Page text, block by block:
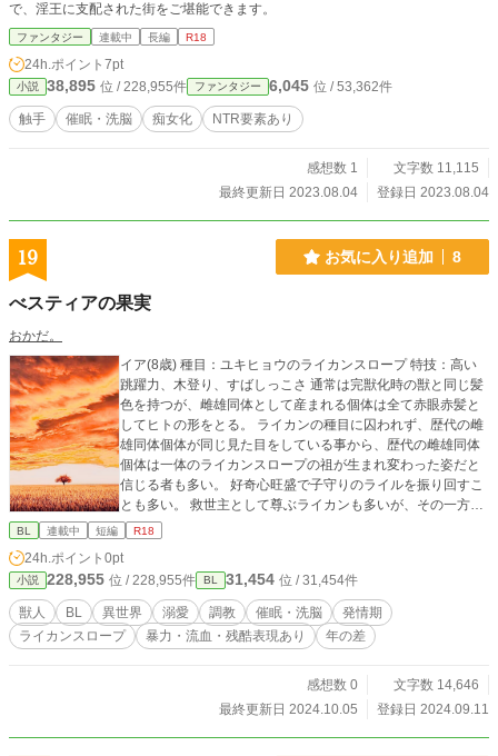
で、淫王に支配された街をご堪能できます。
ファンタジー 連載中 長編 R18
24h.ポイント 7pt
小説 38,895 位 / 228,955件 ファンタジー 6,045 位 / 53,362件
触手 催眠・洗脳 痴女化 NTR要素あり
感想数 1
文字数 11,115
最終更新日 2023.08.04
登録日 2023.08.04
19 お気に入り追加 8
べスティアの果実
おかだ。
イア(8歳) 種目：ユキヒョウのライカンスロープ 特技：高い
跳躍力、木登り、すばしっこさ 通常は完獣化時の獣と同じ髪
色を持つが、雌雄同体として産まれる個体は全て赤眼赤髪と
してヒトの形をとる。 ライカンの種目に囚われず、歴代の雌
雄同体個体が同じ見た目をしている事から、歴代の雌雄同体
個体は一体のライカンスロープの祖が生まれ変わった姿だと
信じる者も多い。 好奇心旺盛で子守りのライルを振り回すこ
とも多い。 救世主として尊ぶライカンも多いが、その一方で
イアを手篭めにして無理やり番い、次期村長の座を狙おうと
が、初めは本人は気付いていなかったが、歳を重ねて番につ
いて意識しだした頃から少しずつ気付く。 ライル(16歳) 種
目：アラスカオオカミのライカンスロープ 特技：持久力、対
象を探し出す探索力、リーダーシップ 完獣化すると茶色と灰
色の交じった毛並みの金目の大きなオオカミになる。光が当
の瞳。 村長の息子で父親からの大きすぎる期待を背負ってい
る。 集落の中の同世代でもかなり優れたライカンで、女にモ
BL 連載中 短編 R18
24h.ポイント 0pt
小説 228,955 位 / 228,955件 BL 31,454 位 / 31,454件
獣人 BL 異世界 溺愛 調教 催眠・洗脳
発情期
ライカンスロープ
暴力・流血・残酷表現あり 年の差
感想数 0
文字数 14,646
最終更新日 2024.10.05
登録日 2024.09.11